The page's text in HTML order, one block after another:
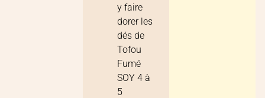
y faire
dorer les
dés de
Tofou
Fumé
SOY 4 à
5